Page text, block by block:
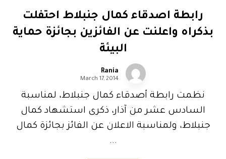
رابطة اصدقاء كمال جنبلاط احتفلت
بذكراه واعلنت عن الفائزين بجائزة حماية
البيئة
Rania
March 17, 2014
نظمت رابطة أصدقاء كمال جنبلاط، لمناسبة
السادس عشر من آذار، ذكرى استشهاد كمال
جنبلاط، ولمناسبة الاعلان عن الفائز بجائزة كمال
...